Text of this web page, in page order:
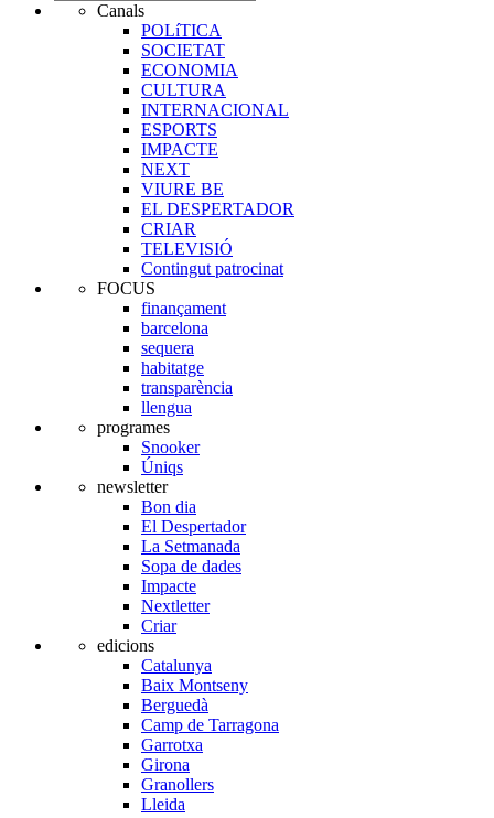
Canals
POLíTICA
SOCIETAT
ECONOMIA
CULTURA
INTERNACIONAL
ESPORTS
IMPACTE
NEXT
VIURE BE
EL DESPERTADOR
CRIAR
TELEVISIÓ
Contingut patrocinat
FOCUS
finançament
barcelona
sequera
habitatge
transparència
llengua
programes
Snooker
Úniqs
newsletter
Bon dia
El Despertador
La Setmanada
Sopa de dades
Impacte
Nextletter
Criar
edicions
Catalunya
Baix Montseny
Berguedà
Camp de Tarragona
Garrotxa
Girona
Granollers
Lleida